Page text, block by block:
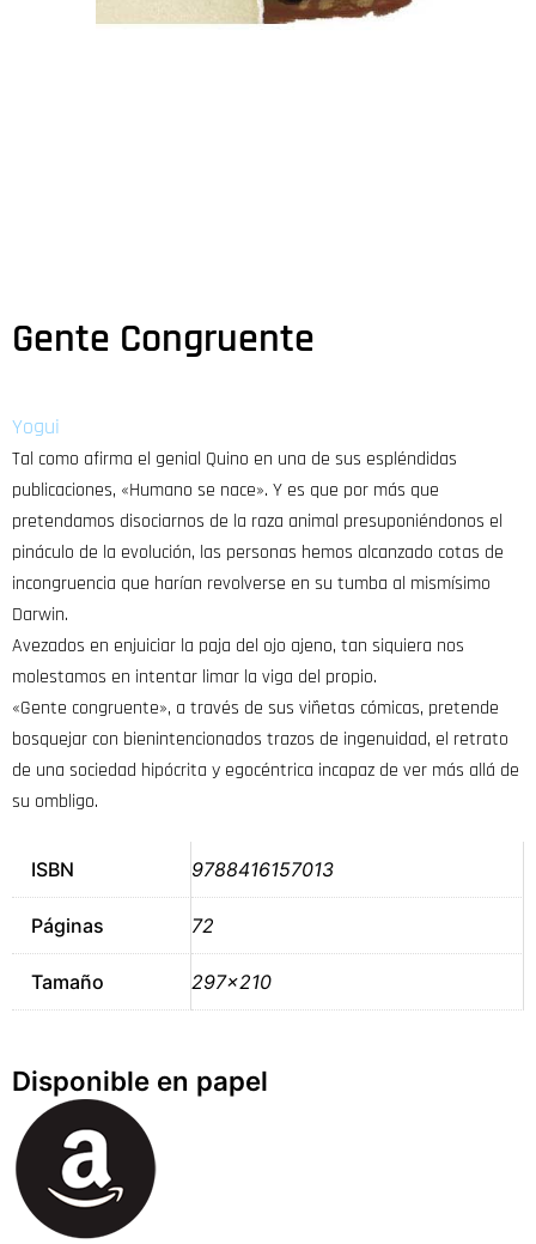
Gente Congruente
Yogui
Tal como afirma el genial Quino en una de sus espléndidas
publicaciones, «Humano se nace». Y es que por más que
pretendamos disociarnos de la raza animal presuponiéndonos el
pináculo de la evolución, las personas hemos alcanzado cotas de
incongruencia que harían revolverse en su tumba al mismísimo
Darwin.
Avezados en enjuiciar la paja del ojo ajeno, tan siquiera nos
molestamos en intentar limar la viga del propio.
«Gente congruente», a través de sus viñetas cómicas, pretende
bosquejar con bienintencionados trazos de ingenuidad, el retrato
de una sociedad hipócrita y egocéntrica incapaz de ver más allá de
su ombligo.
ISBN 9788416157013
Páginas 72
Tamaño 297×210
Disponible en papel